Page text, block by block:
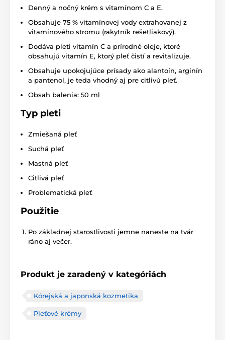
Denný a nočný krém s vitamínom C a E.
Obsahuje 75 % vitamínovej vody extrahovanej z
vitamínového stromu (rakytník rešetliakový).
Dodáva pleti vitamín C a prírodné oleje, ktoré
obsahujú vitamín E, ktorý pleť čistí a revitalizuje.
Obsahuje upokojujúce prísady ako alantoín, arginín
a pantenol, je teda vhodný aj pre citlivú pleť.
Obsah balenia: 50 ml
Typ pleti
Zmiešaná pleť
Suchá pleť
Mastná pleť
Citlivá pleť
Problematická pleť
Použitie
Po základnej starostlivosti jemne naneste na tvár
ráno aj večer.
Produkt je zaradený v kategóriách
Kórejská a japonská kozmetika
Pleťové krémy